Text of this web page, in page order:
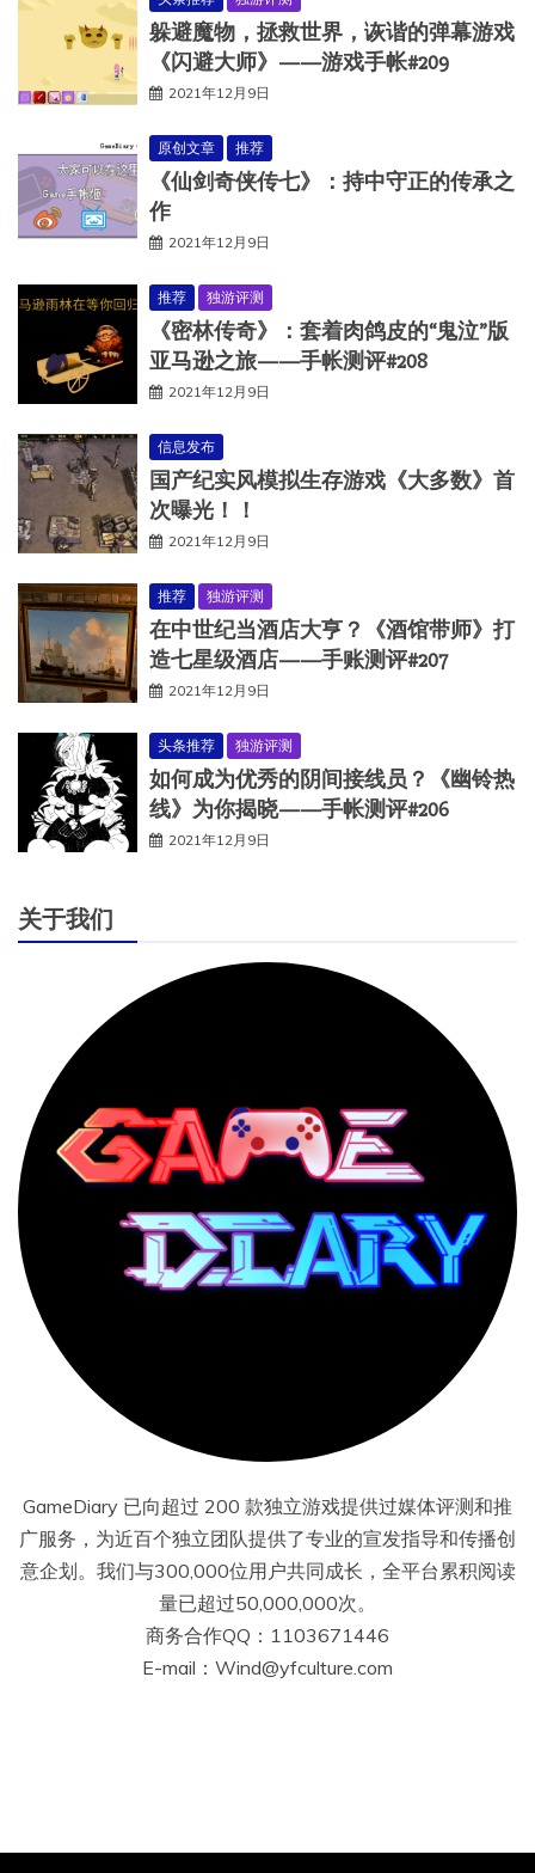
躲避魔物，拯救世界，诙谐的弹幕游戏
《闪避大师》——游戏手帐#209
2021年12月9日
原创文章 推荐
《仙剑奇侠传七》：持中守正的传承之
作
2021年12月9日
推荐 独游评测
《密林传奇》：套着肉鸽皮的“鬼泣”版
亚马逊之旅——手帐测评#208
2021年12月9日
信息发布
国产纪实风模拟生存游戏《大多数》首
次曝光！！
2021年12月9日
推荐 独游评测
在中世纪当酒店大亨？《酒馆带师》打
造七星级酒店——手账测评#207
2021年12月9日
头条推荐 独游评测
如何成为优秀的阴间接线员？《幽铃热
线》为你揭晓——手帐测评#206
2021年12月9日
关于我们
GameDiary 已向超过 200 款独立游戏提供过媒体评测和推
广服务，为近百个独立团队提供了专业的宣发指导和传播创
意企划。我们与300,000位用户共同成长，全平台累积阅读
量已超过50,000,000次。
商务合作QQ：1103671446
E-mail：Wind@yfculture.com